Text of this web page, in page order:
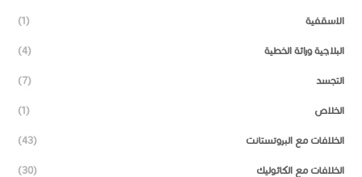
الاسقفية (1)
البلاجية وراثة الخطية (4)
التجسد (7)
الخلاص (1)
الخلافات مع البروتستانت (43)
الخلافات مع الكاثوليك (30)